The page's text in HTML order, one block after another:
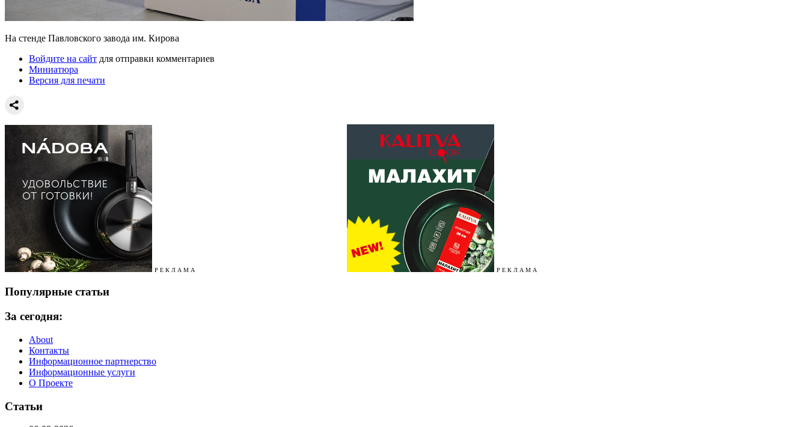
На стенде Павловского завода им. Кирова
Войдите на сайт для отправки комментариев
Миниатюра
Версия для печати
Р Е К Л А М А Р Е К Л А М А
Популярные статьи
За сегодня:
About
Контакты
Информационное партнерство
Информационные услуги
О Проекте
Статьи